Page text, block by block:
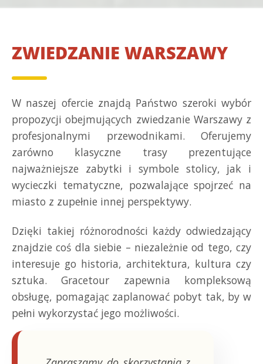
ZWIEDZANIE WARSZAWY
W naszej ofercie znajdą Państwo szeroki wybór
propozycji obejmujących zwiedzanie Warszawy z
profesjonalnymi przewodnikami. Oferujemy
zarówno klasyczne trasy prezentujące
najważniejsze zabytki i symbole stolicy, jak i
wycieczki tematyczne, pozwalające spojrzeć na
miasto z zupełnie innej perspektywy.
Dzięki takiej różnorodności każdy odwiedzający
znajdzie coś dla siebie – niezależnie od tego, czy
interesuje go historia, architektura, kultura czy
sztuka. Gracetour zapewnia kompleksową
obsługę, pomagając zaplanować pobyt tak, by w
pełni wykorzystać jego możliwości.